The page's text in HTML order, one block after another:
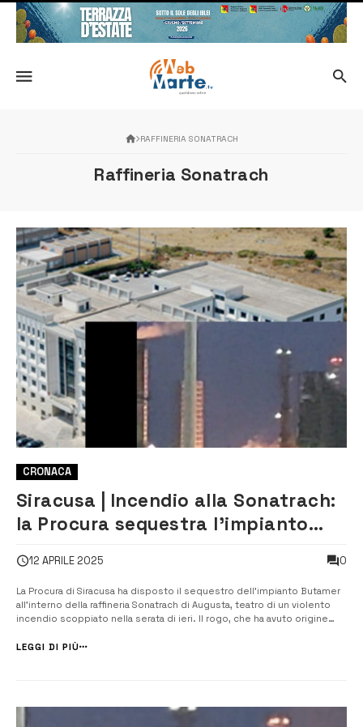
RAFFINERIA SONATRACH
Raffineria Sonatrach
CRONACA
Siracusa | Incendio alla Sonatrach:
la Procura sequestra l’impianto
12 APRILE 2025 0
La Procura di Siracusa ha disposto il sequestro dell’impianto Butamer
all’interno della raffineria Sonatrach di Augusta, teatro di un violento
incendio scoppiato nella serata di ieri. Il rogo, che ha avuto origine
conseguenze: due operai, di 39 e 61 anni, sono rimasti feriti ...
LEGGI DI PIÙ